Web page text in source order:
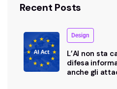
Recent Posts
Design
L’AI non sta
difesa
anche gli